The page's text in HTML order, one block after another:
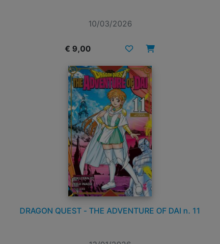
10/03/2026
€ 9,00
DRAGON QUEST - THE ADVENTURE OF DAI n. 11